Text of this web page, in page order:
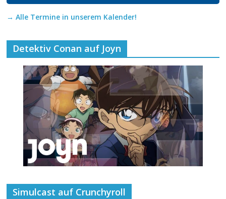
→ Alle Termine in unserem Kalender!
Detektiv Conan auf Joyn
Simulcast auf Crunchyroll